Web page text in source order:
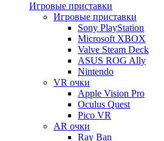
Игровые приставки
Игровые приставки
Sony PlayStation
Microsoft XBOX
Valve Steam Deck
ASUS ROG Ally
Nintendo
VR очки
Apple Vision Pro
Oculus Quest
Pico VR
AR очки
Ray Ban